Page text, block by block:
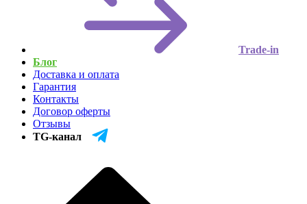
Trade-in
Блог
Доставка и оплата
Гарантия
Контакты
Договор оферты
Отзывы
TG-канал